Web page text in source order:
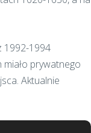
1992-1994
prywatnego
Aktualnie